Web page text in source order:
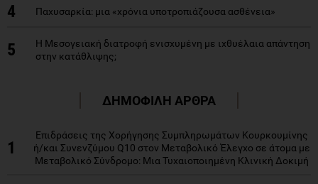
4 Παχυσαρκία: μια «χρόνια υποτροπιάζουσα ασθένεια»
5
H Μεσογειακή διατροφή ενισχυμένη με ιχθυέλαια απάντηση
στην κατάθλιψης;
ΔΗΜΟΦΙΛΗ ΑΡΘΡΑ
1
Επιδράσεις της Χορήγησης Συμπληρωμάτων Κουρκουμίνης
ή/και Συνενζύμου Q10 στον Μεταβολικό Έλεγχο σε άτομα με
Μεταβολικό Σύνδρομο: Μια Τυχαιοποιημένη Κλινική Δοκιμή